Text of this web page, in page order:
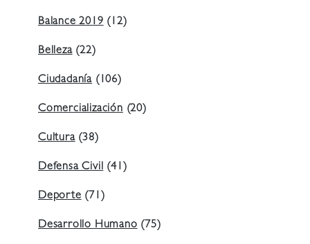
Balance 2019(12)
Belleza(22)
Ciudadanía (106)
Comercialización(20)
Cultura(38)
Defensa Civil(41)
Deporte(71)
Desarrollo Humano(75)